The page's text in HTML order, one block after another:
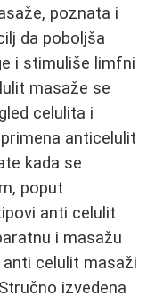
poznata i
da poboljša
i stimuliše limfni
masaže se
celulita i
anticelulit
kada se
poput
anti celulit
i masažu
celulit masaži
izvedena